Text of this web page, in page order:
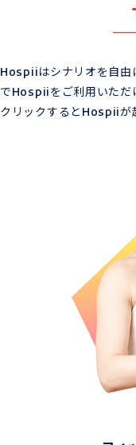
Hospiiはシナリオを自由
でHospiiをご利用いただ
クリックするとHospiiが